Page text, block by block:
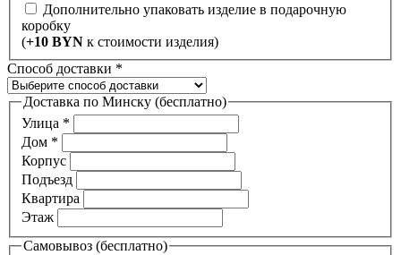
Дополнительно упаковать изделие в подарочную
коробку
(+10 BYN к стоимости изделия)
Способ доставки *
Доставка по Минску (бесплатно)
Улица *
Дом *
Корпус
Подъезд
Квартира
Этаж
Самовывоз (бесплатно)